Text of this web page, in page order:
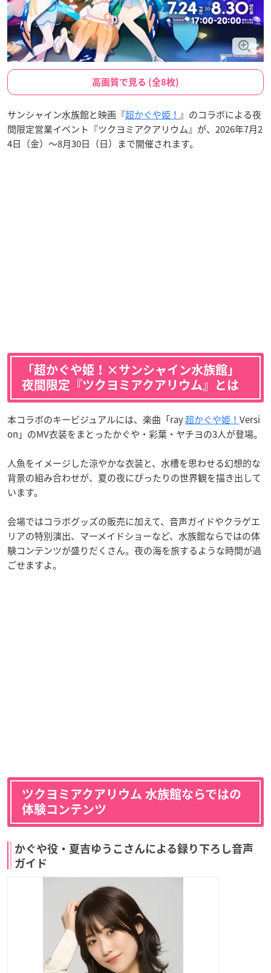
高画質で見る (全8枚)
サンシャイン水族館と映画『超かぐや姫！ 』のコラボによる夜
間限定営業イベント『ツクヨミアクアリウム』が、2026年7月2
4日（金）〜8月30日（日）まで開催されます。
「超かぐや姫！×サンシャイン水族館」
夜間限定『ツクヨミアクアリウム』とは
本コラボのキービジュアルには、楽曲「ray超かぐや姫！ Versi
on」のMV衣装をまとったかぐや・彩葉・ヤチヨの3人が登場。
人魚をイメージした涼やかな衣装と、水槽を思わせる幻想的な
背景の組み合わせが、夏の夜にぴったりの世界観を描き出して
います。
会場ではコラボグッズの販売に加えて、音声ガイドやクラゲエ
リアの特別演出、マーメイドショーなど、水族館ならではの体
験コンテンツが盛りだくさん。夜の海を旅するような時間が過
ごせますよ。
ツクヨミアクアリウム 水族館ならではの
体験コンテンツ
かぐや役・夏吉ゆうこさんによる録り下ろし音声
ガイド